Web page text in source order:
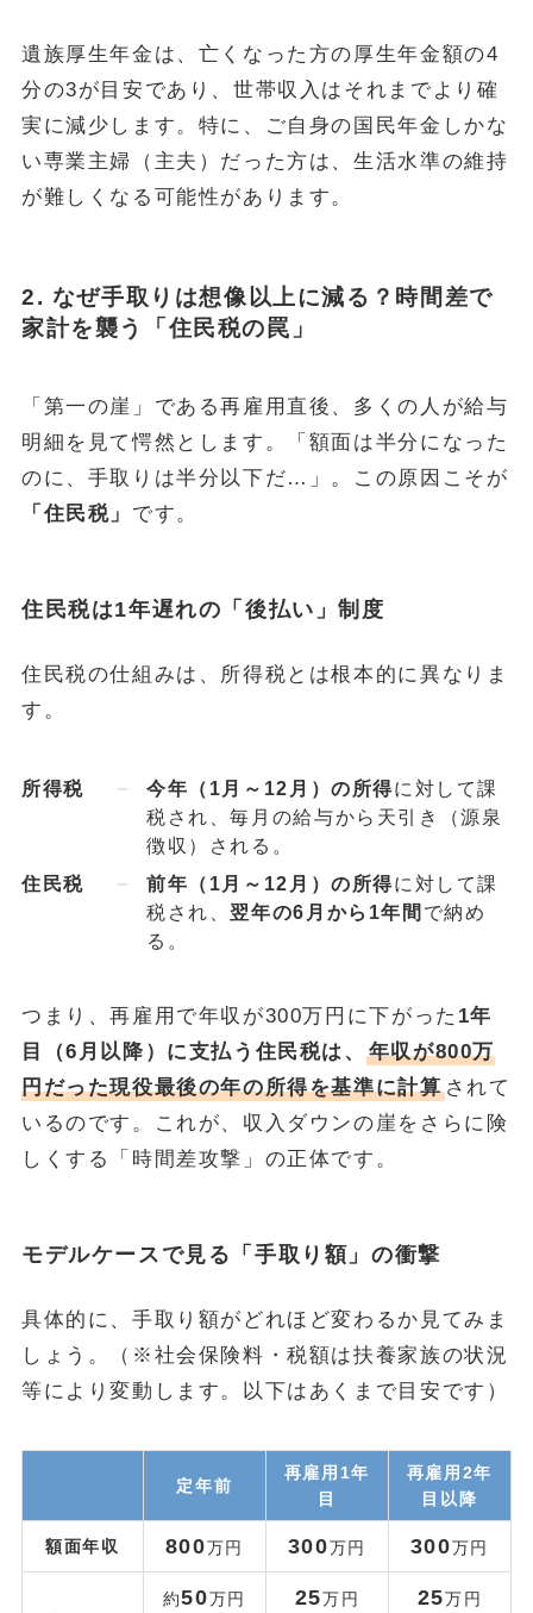
遺族厚生年金は、亡くなった方の厚生年金額の4
分の3が目安であり、世帯収入はそれまでより確
実に減少します。特に、ご自身の国民年金しかな
い専業主婦（主夫）だった方は、生活水準の維持
が難しくなる可能性があります。
2. なぜ手取りは想像以上に減る？時間差で
家計を襲う「住民税の罠」
「第一の崖」である再雇用直後、多くの人が給与
明細を見て愕然とします。「額面は半分になった
のに、手取りは半分以下だ…」。この原因こそが
「住民税」 です。
住民税は1年遅れの「後払い」制度
住民税の仕組みは、所得税とは根本的に異なりま
す。
所得税 今年（1月～12月）の所得に対して課
税され、毎月の給与から天引き（源泉
徴収）される。
住民税
前年（1月～12月）の所得に対して課
税され、 翌年の6月から1年間 で納め
る。
つまり、再雇用で年収が300万円に下がった 1年
目（6月以降）に支払う住民税は、
年収が800万
円だった現役最後の年の所得を基準に計算されて
いるのです。これが、収入ダウンの崖をさらに険
しくする「時間差攻撃」の正体です。
モデルケースで見る「手取り額」の衝撃
具体的に、手取り額がどれほど変わるか見てみま
しょう。（※社会保険料・税額は扶養家族の状況
等により変動します。以下はあくまで目安です）
定年前
再雇用1年
目
再雇用2年
目以降
額面年収 800万円 300万円 300万円
約50万円 25万円 25万円